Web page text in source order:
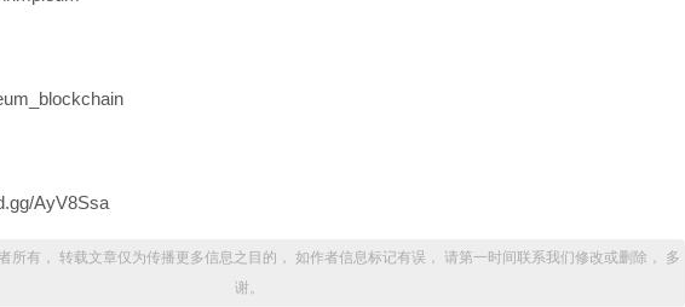
AyV8Ssa
所有， 转载文章仅为传播更多信息之目的， 如作者信息标记有误， 请第一时间联系我们修改或删除， 多
谢。